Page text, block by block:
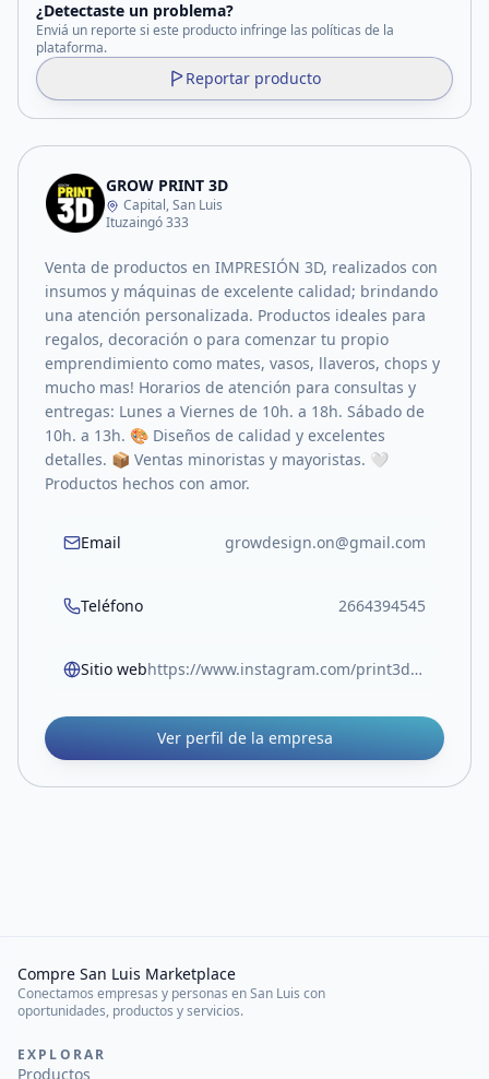
¿Detectaste un problema?
Enviá un reporte si este producto infringe las políticas de la
plataforma.
Reportar producto
GROW PRINT 3D
Capital, San Luis
Ituzaingó 333
Venta de productos en IMPRESIÓN 3D, realizados con
insumos y máquinas de excelente calidad; brindando
una atención personalizada. Productos ideales para
regalos, decoración o para comenzar tu propio
emprendimiento como mates, vasos, llaveros, chops y
mucho mas! Horarios de atención para consultas y
entregas: Lunes a Viernes de 10h. a 18h. Sábado de
10h. a 13h. 🎨 Diseños de calidad y excelentes
detalles. 📦 Ventas minoristas y mayoristas. 🤍
Productos hechos con amor.
Email growdesign.on@gmail.com
Teléfono 2664394545
Sitio web https://www.instagram.com/print3d.grow
Ver perfil de la empresa
Compre San Luis Marketplace
Conectamos empresas y personas en San Luis con
oportunidades, productos y servicios.
EXPLORAR
Productos